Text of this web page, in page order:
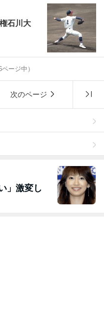
石川大
ページ中）
次のページ
」激変し